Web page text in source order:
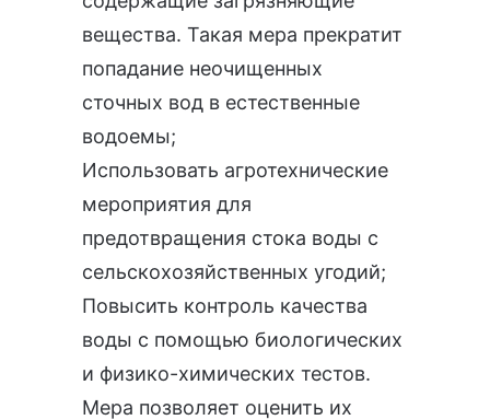
вещества. Такая мера прекратит
попадание неочищенных
сточных вод в естественные
водоемы;
Использовать агротехнические
мероприятия для
предотвращения стока воды с
сельскохозяйственных угодий;
Повысить контроль качества
воды с помощью биологических
и физико-химических тестов.
Мера позволяет оценить их